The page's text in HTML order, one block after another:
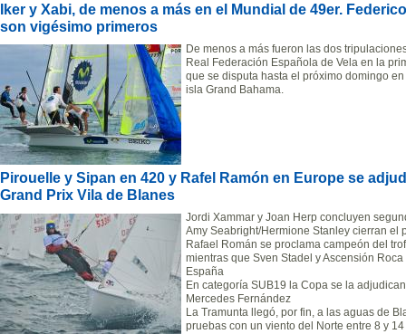
Iker y Xabi, de menos a más en el Mundial de 49er.
son vigésimo primeros
De menos a más fueron las dos
Real Federación Española de Vela en la
que se disputa hasta el próximo domingo
isla Grand Bahama.
Pirouelle y Sipan en 420 y Rafel Ramón en Europe se
Grand Prix Vila de Blanes
Jordi Xammar y Joan Herp concluyen
Amy Seabright/Hermione Stanley cierran el
Rafael Román se proclama campeón del
mientras que Sven Stadel y Ascensión
España
En categoría SUB19 la Copa se la
Mercedes Fernández
La Tramunta llegó, por fin, a las aguas de
pruebas con un viento del Norte entre 8 y